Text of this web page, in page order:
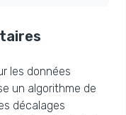
les données
un algorithme de
décalages